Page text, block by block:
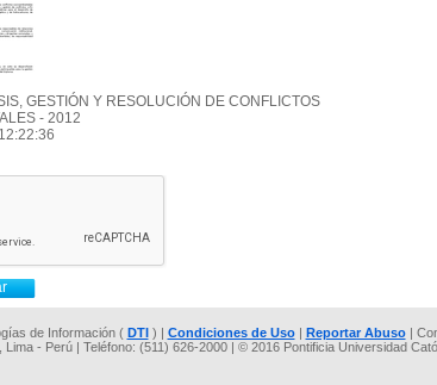
GESTIÓN Y RESOLUCIÓN DE CONFLICTOS
- 2012
de Información ( DTI) | Condiciones de Uso| Reportar Abuso|
Lima - Perú | Teléfono: (511) 626-2000 | © 2016 Pontificia Universidad